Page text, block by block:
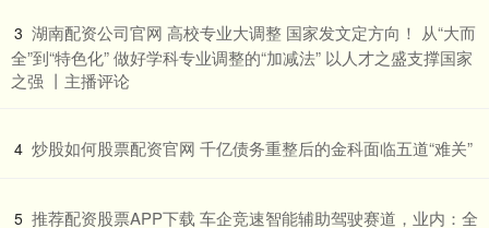
3 ​湖南配资公司官网 高校专业大调整 国家发文定方向​！ 从“大而
全”到“特色化” 做好学科专业调整的“加减法” 以人才之盛支撑国家
之强 丨主播评论
4 ​炒股如何股票配资官网 千亿债务重整后的金科面临五道“难关”
5 ​推荐配资股票APP下载 车企竞速智能辅助驾驶赛道，业内：全